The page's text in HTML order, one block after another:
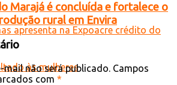
Marajá é concluída e fortalece o
rural em Envira
mail não será publicado. Campos
com *